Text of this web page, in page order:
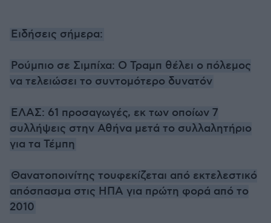
Ειδήσεις σήμερα:
Ρούμπιο σε Σιμπίχα: Ο Τραμπ θέλει ο πόλεμος
να τελειώσει το συντομότερο δυνατόν
ΕΛΑΣ: 61 προσαγωγές, εκ των οποίων 7
συλλήψεις στην Αθήνα μετά το συλλαλητήριο
για τα Τέμπη
Θανατοποινίτης τουφεκίζεται από εκτελεστικό
απόσπασμα στις ΗΠΑ για πρώτη φορά από το
2010